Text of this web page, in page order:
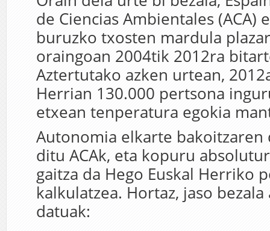
de Ciencias Ambientales (ACA)
buruzko txosten mardula
oraingoan 2004tik 2012ra
Aztertutako azken urtean,
Herrian 130.000 pertsona
etxean tenperatura egokia
Autonomia elkarte bakoitzaren
ditu ACAk, eta kopuru
gaitza da Hego Euskal Herriko
kalkulatzea. Hortaz, jaso
datuak: